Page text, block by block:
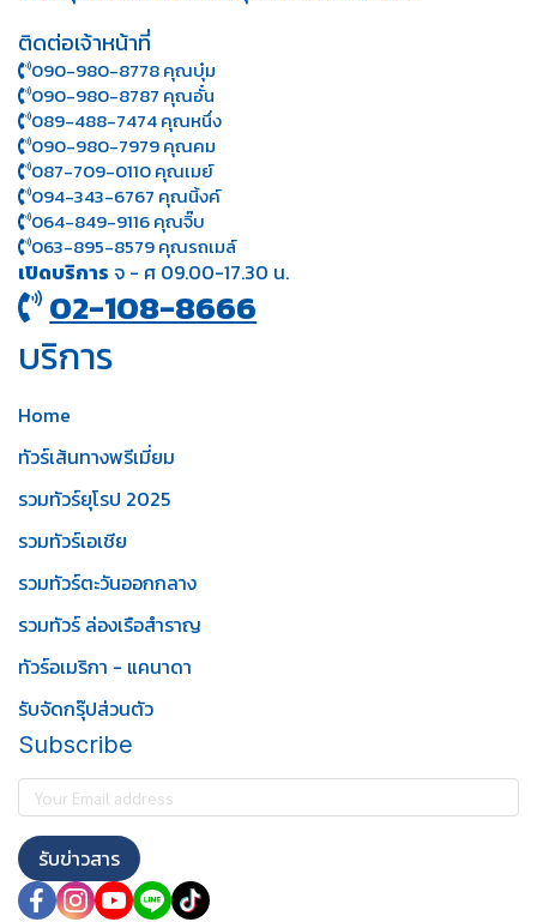
ติดต่อเจ้าหน้าที่
090-980-8778 คุณบุ๋ม
090-980-8787 คุณอั๋น
089-488-7474 คุณหนึ่ง
090-980-7979 คุณคม
087-709-0110 คุณเมย์
094-343-6767 คุณนิ้งค์
064-849-9116 คุณจิ๊บ
063-895-8 579คุณรถเมล์
เปิดบริการ จ - ศ 09.00-17.30 น.
02-108-8666
บริการ
Home
ทัวร์เส้นทางพรีเมี่ยม
รวมทัวร์ยุโรป 2025
รวมทัวร์เอเชีย
รวมทัวร์ตะวันออกกลาง
รวมทัวร์ ล่องเรือสำราญ
ทัวร์อเมริกา - แคนาดา
รับจัดกรุ๊ปส่วนตัว
Subscribe
รับข่าวสาร